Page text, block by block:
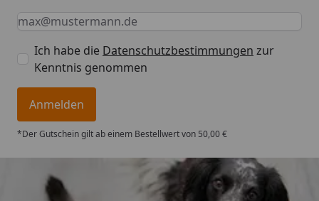
Keine Eingabe erforderlich
Eingabe erforderlich
E-Mail *
Ich habe die Datenschutzbestimmungen zur
Kenntnis genommen
Anmelden
*Der Gutschein gilt ab einem Bestellwert von 50,00 €